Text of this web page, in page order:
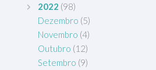
2022 (98)
Dezembro (5)
Novembro (4)
Outubro (12)
Setembro (9)